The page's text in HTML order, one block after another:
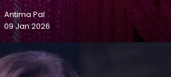
Antima Pal
09 Jan 2026